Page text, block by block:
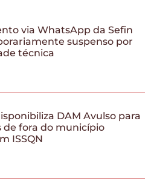
via WhatsApp da Sefin
suspenso por
técnica
DAM Avulso para
de fora do município
ISSQN